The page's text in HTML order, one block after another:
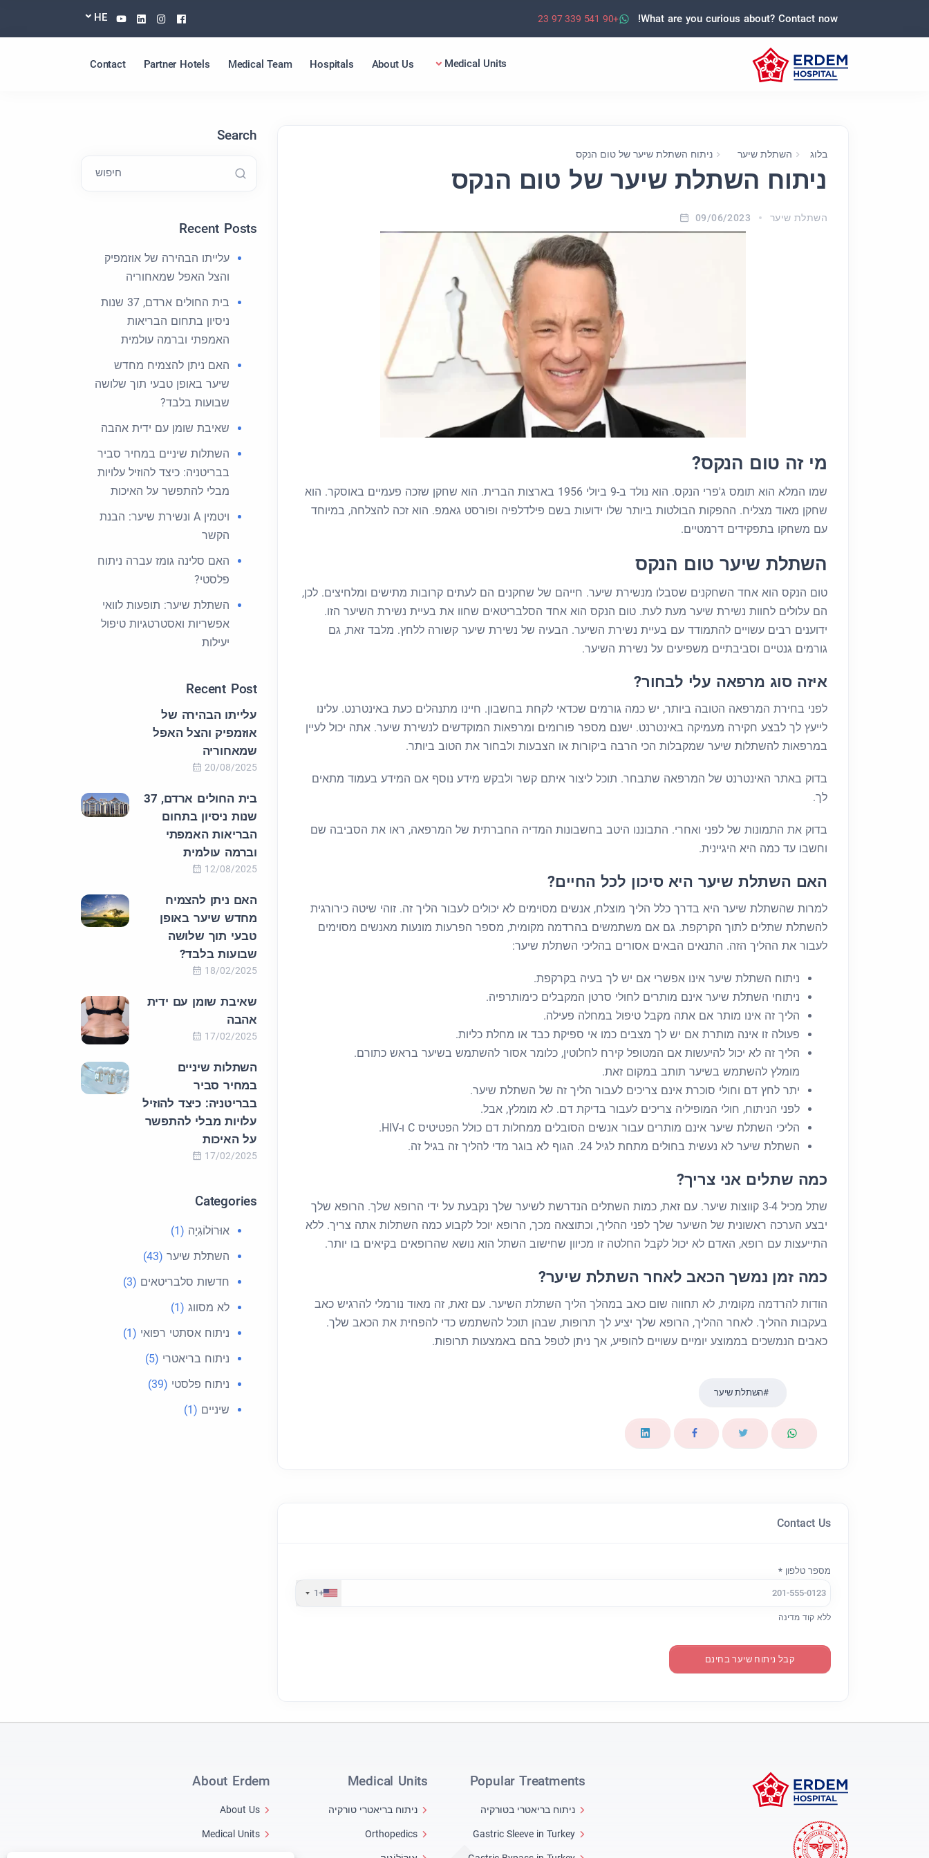
What are you curious about? Contact now!
+90 541 339 97 23
Facebook
Instagram
Linkedin
Youtube
HE
Medical Units
About Us
Hospitals
Medical Team
Partner Hotels
Contact
בלוג השתלת שיער ניתוח השתלת שיער של טום הנקס
ניתוח השתלת שיער של טום הנקס
השתלת שיער 09/06/2023
מי זה טום הנקס?
שמו המלא הוא תומס ג'פרי הנקס. הוא נולד ב-9 ביולי 1956 בארצות הברית. הוא שחקן שזכה פעמיים באוסקר. הוא
שחקן מאוד מצליח. ההפקות הבולטות ביותר שלו ידועות בשם פילדלפיה ופורסט גאמפ. הוא זכה להצלחה, במיוחד
עם משחקו בתפקידים דרמטיים.
השתלת שיער טום הנקס
טום הנקס הוא אחד השחקנים שסבלו מנשירת שיער. חייהם של שחקנים הם לעתים קרובות מתישים ומלחיצים. לכן,
הם עלולים לחוות נשירת שיער מעת לעת. טום הנקס הוא אחד הסלבריטאים שחוו את בעיית נשירת השיער הזו.
ידוענים רבים עשויים להתמודד עם בעיית נשירת השיער. הבעיה של נשירת שיער קשורה ללחץ. מלבד זאת, גם
גורמים גנטיים וסביבתיים משפיעים על נשירת השיער.
איזה סוג מרפאה עלי לבחור?
לפני בחירת המרפאה הטובה ביותר, יש כמה גורמים שכדאי לקחת בחשבון. חיינו מתנהלים כעת באינטרנט. עלינו
לייעץ לך לבצע חקירה מעמיקה באינטרנט. ישנם מספר פורומים ומרפאות המוקדשים לנשירת שיער. אתה יכול לעיין
במרפאות להשתלות שיער שמקבלות הכי הרבה ביקורות או הצבעות ולבחור את הטוב ביותר.
בדוק באתר האינטרנט של המרפאה שתבחר. תוכל ליצור איתם קשר ולבקש מידע נוסף אם המידע בעמוד מתאים
לך.
בדוק את התמונות של לפני ואחרי. התבוננו היטב בחשבונות המדיה החברתית של המרפאה, ראו את הסביבה שם
וחשבו עד כמה היא היגיינית.
האם השתלת שיער היא סיכון לכל החיים?
למרות שהשתלת שיער היא בדרך כלל הליך מוצלח, אנשים מסוימים לא יכולים לעבור הליך זה. זוהי שיטה כירורגית
להשתלת שתלים לתוך הקרקפת. גם אם משתמשים בהרדמה מקומית, מספר הפרעות מונעות מאנשים מסוימים
לעבור את ההליך הזה. התנאים הבאים אסורים בהליכי השתלת שיער:
ניתוח השתלת שיער אינו אפשרי אם יש לך בעיה בקרקפת.
ניתוחי השתלת שיער אינם מותרים לחולי סרטן המקבלים כימותרפיה.
הליך זה אינו מותר אם אתה מקבל טיפול במחלה פעילה.
פעולה זו אינה מותרת אם יש לך מצבים כמו אי ספיקת כבד או מחלת כליות.
הליך זה לא יכול להיעשות אם המטופל קירח לחלוטין, כלומר אסור להשתמש בשיער בראש כתורם.
מומלץ להשתמש בשיער תותב במקום זאת.
יתר לחץ דם וחולי סוכרת אינם צריכים לעבור הליך זה של השתלת שיער.
לפני הניתוח, חולי המופיליה צריכים לעבור בדיקת דם. לא מומלץ, אבל.
הליכי השתלת שיער אינם מותרים עבור אנשים הסובלים ממחלות דם כולל הפטיטיס C ו-HIV.
השתלת שיער לא נעשית בחולים מתחת לגיל 24. הגוף לא בוגר מדי להליך זה בגיל זה.
כמה שתלים אני צריך?
שתל מכיל 3-4 קווצות שיער. עם זאת, כמות השתלים הנדרשת לשיער שלך נקבעת על ידי הרופא שלך. הרופא שלך
יבצע הערכה ראשונית של השיער שלך לפני ההליך, וכתוצאה מכך, הרופא יוכל לקבוע כמה השתלות אתה צריך. ללא
התייעצות עם רופא, האדם לא יכול לקבל החלטה זו מכיוון שחישוב השתל הוא נושא שהרופאים בקיאים בו יותר.
כמה זמן נמשך הכאב לאחר השתלת שיער?
הודות להרדמה מקומית, לא תחווה שום כאב במהלך הליך השתלת השיער. עם זאת, זה מאוד נורמלי להרגיש כאב
בעקבות ההליך. לאחר ההליך, הרופא שלך יציע לך תרופות, שבהן תוכל להשתמש כדי להפחית את הכאב שלך.
כאבים הנמשכים בממוצע יומיים עשויים להופיע, אך ניתן לטפל בהם באמצעות תרופות.
השתלת שיער
Contact Us
מספר טלפון *
+1
ללא קוד מדינה
קבל ניתוח שיער בחינם
Search
חיפוש
Recent Posts
עלייתו הבהירה של אוזמפיק
והצל האפל שמאחוריה
בית החולים ארדם, 37 שנות
ניסיון בתחום הבריאות
האמפתי וברמה עולמית
האם ניתן להצמיח מחדש
שיער באופן טבעי תוך שלושה
שבועות בלבד?
שאיבת שומן עם ידית אהבה
השתלות שיניים במחיר סביר
בבריטניה: כיצד להוזיל עלויות
מבלי להתפשר על האיכות
ויטמין A ונשירת שיער: הבנת
הקשר
האם סלינה גומז עברה ניתוח
פלסטי?
השתלת שיער: תופעות לוואי
אפשריות ואסטרטגיות טיפול
יעילות
Recent Post
עלייתו הבהירה של
אוזמפיק והצל האפל
שמאחוריה
20/08/2025
בית החולים ארדם, 37
שנות ניסיון בתחום
הבריאות האמפתי
וברמה עולמית
12/08/2025
האם ניתן להצמיח
מחדש שיער באופן
טבעי תוך שלושה
שבועות בלבד?
18/02/2025
שאיבת שומן עם ידית
אהבה
17/02/2025
השתלות שיניים
במחיר סביר
בבריטניה: כיצד להוזיל
עלויות מבלי להתפשר
על האיכות
17/02/2025
Categories
אוּרוֹלוֹגִיָה (1)
השתלת שיער (43)
חדשות סלבריטאים (3)
לא מסווג (1)
ניתוח אסתטי רפואי (1)
ניתוח בריאטרי (5)
ניתוח פלסטי (39)
שיניים (1)
Popular Treatments
ניתוח בריאטרי בטורקיה
Gastric Sleeve in Turkey
Medical Units
ניתוח בריאטרי טורקיה
Orthopedics
About Erdem
About Us
Medical Units